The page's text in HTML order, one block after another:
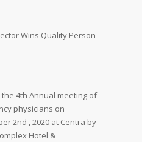
Wins Quality Person
4th Annual meeting of
physicians on
2nd , 2020 at Centra by
Hotel &